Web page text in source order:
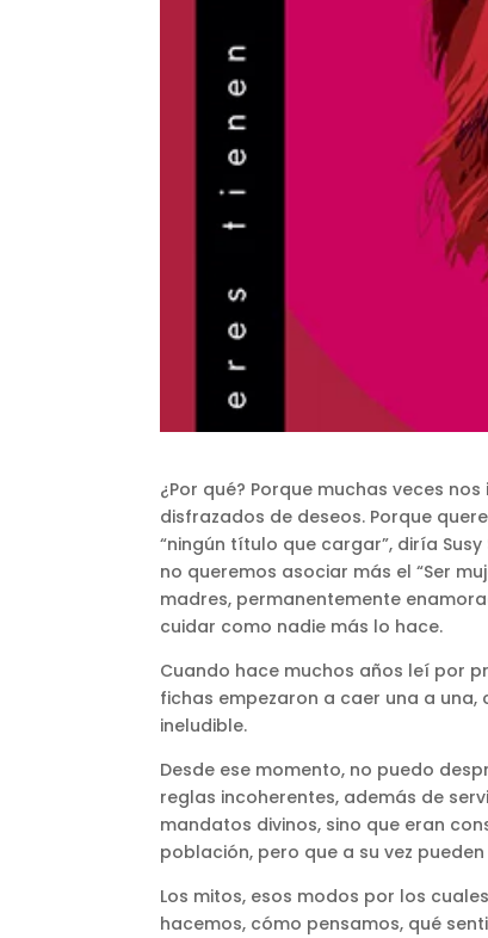
¿Por qué? Porque muchas veces
disfrazados de deseos. Porque
“ningún título que cargar”, diría
no queremos asociar más el “Ser
madres, permanentemente
cuidar como nadie más lo hace.
Cuando hace muchos años leí por
fichas empezaron a caer una a
ineludible.
Desde ese momento, no puedo
reglas incoherentes, además de
mandatos divinos, sino que eran
población, pero que a su vez
Los mitos, esos modos por los
hacemos, cómo pensamos, qué